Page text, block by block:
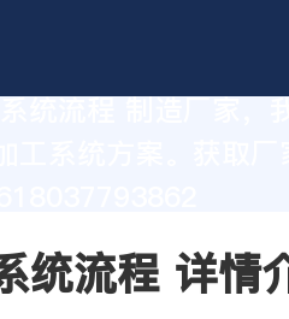
系统方案。获取厂
统流程 详情